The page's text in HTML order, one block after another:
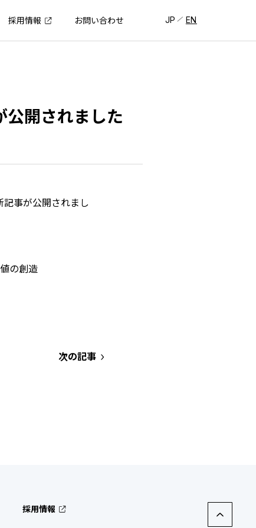
JP EN
採用情報 お問い合わせ
開されました
事が公開されまし
の創造
次の記事
採用情報